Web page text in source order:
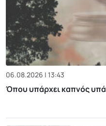
06.08.2026 | 13:43
Όπου υπάρχει καπνός